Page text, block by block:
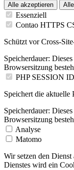
Alle akzeptieren
Essenziell
Contao HTTPS
Schützt vor Cross-
Speicherdauer:
Browsersitzung
PHP SESSION ID
Speichert die aktuelle
Speicherdauer:
Browsersitzung
Analyse
Matomo
Wir setzen den
Dienstes wird ein